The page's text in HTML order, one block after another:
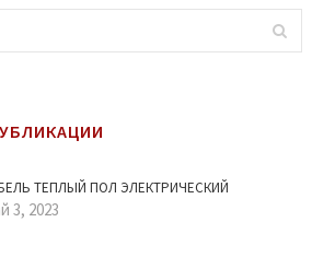
ТЕПЛЫЙ ПОЛ ЭЛЕКТРИЧЕСКИЙ
3, 2023